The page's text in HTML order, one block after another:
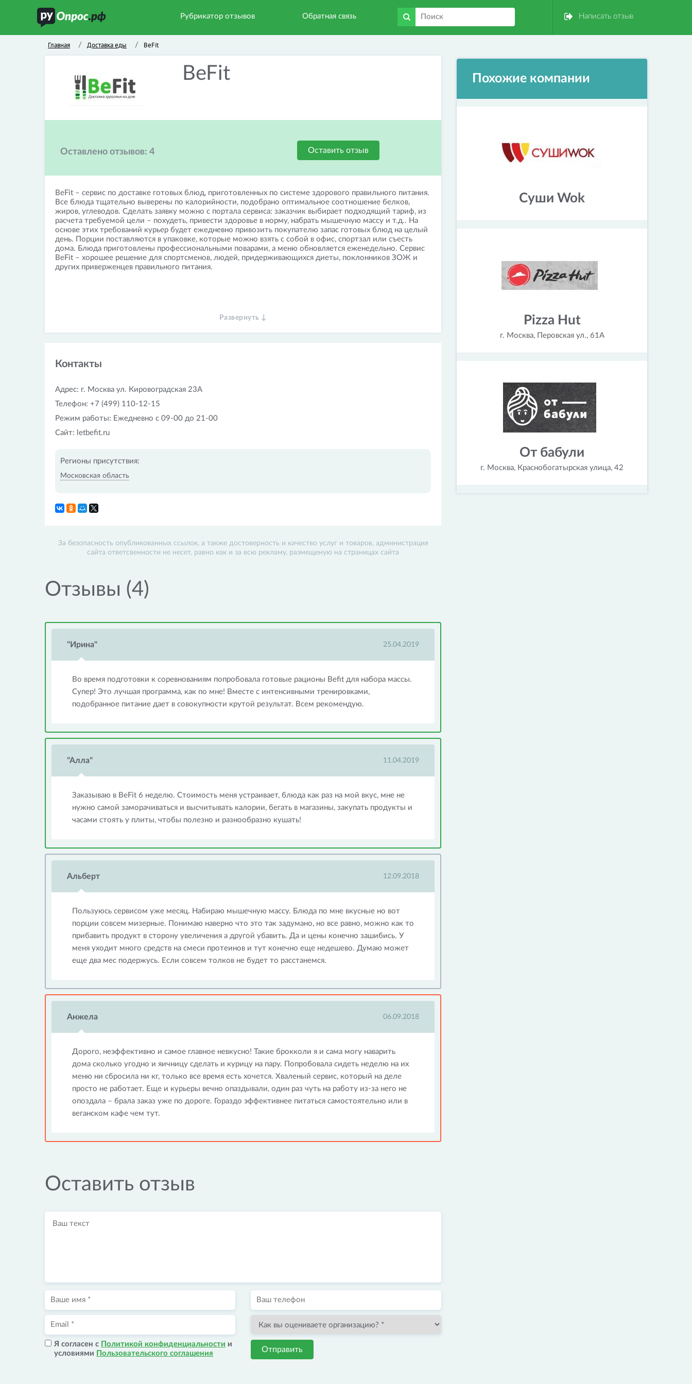
Рубрикатор отзывов Обратная связь Написать отзыв
Главная / Доставка еды / BeFit
BeFit
Оставлено отзывов: 4 Оставить отзыв
BeFit – сервис по доставке готовых блюд, приготовленных по системе здорового правильного питания.
Все блюда тщательно выверены по калорийности, подобрано оптимальное соотношение белков,
жиров, углеводов. Сделать заявку можно с портала сервиса: заказчик выбирает подходящий тариф, из
расчета требуемой цели – похудеть, привести здоровье в норму, набрать мышечную массу и т.д.. На
основе этих требований курьер будет ежедневно привозить покупателю запас готовых блюд на целый
день. Порции поставляются в упаковке, которые можно взять с собой в офис, спортзал или съесть
дома. Блюда приготовлены профессиональными поварами, а меню обновляется еженедельно. Сервис
BeFit – хорошее решение для спортсменов, людей, придерживающихся диеты, поклонников ЗОЖ и
других приверженцев правильного питания.
Развернуть ↓
Контакты
Адрес: г. Москва ул. Кировоградская 23А
Телефон: +7 (499) 110-12-15
Режим работы: Ежедневно с 09-00 до 21-00
Сайт: letbefit.ru
Регионы присутствия:
Московская область
За безопасность опубликованных ссылок, а также достоверность и качество услуг и товаров, администрация
сайта ответсвенности не несет, равно как и за всю рекламу, размещеную на страницах сайта
Отзывы (4)
"Ирина" 25.04.2019
Во время подготовки к соревнованиям попробовала готовые рационы Befit для набора массы.
Супер! Это лучшая программа, как по мне! Вместе с интенсивными тренировками,
подобранное питание дает в совокупности крутой результат. Всем рекомендую.
"Алла" 11.04.2019
Заказываю в BeFit 6 неделю. Стоимость меня устраивает, блюда как раз на мой вкус, мне не
нужно самой заморачиваться и высчитывать калории, бегать в магазины, закупать продукты и
часами стоять у плиты, чтобы полезно и разнообразно кушать!
Альберт 12.09.2018
Пользуюсь сервисом уже месяц. Набираю мышечную массу. Блюда по мне вкусные но вот
порции совсем мизерные. Понимаю наверно что это так задумано, но все равно, можно как то
прибавить продукт в сторону увеличения а другой убавить. Да и цены конечно зашибись. У
меня уходит много средств на смеси протеинов и тут конечно еще недешево. Думаю может
еще два мес подержусь. Если совсем толков не будет то расстанемся.
Анжела 06.09.2018
Дорого, неэффективно и самое главное невкусно! Такие брокколи я и сама могу наварить
дома сколько угодно и яичницу сделать и курицу на пару. Попробовала сидеть неделю на их
меню ни сбросила ни кг, только все время есть хочется. Хваленый сервис, который на деле
просто не работает. Еще и курьеры вечно опаздывали, один раз чуть на работу из-за него не
опоздала – брала заказ уже по дороге. Гораздо эффективнее питаться самостоятельно или в
веганском кафе чем тут.
Оставить отзыв
Я согласен с Политикой конфиденциальности и
условиями Пользовательского соглашения Отправить
Похожие компании
Суши Wok
Pizza Hut
г. Москва, Перовская ул., 61А
От бабули
г. Москва, Краснобогатырская улица, 42